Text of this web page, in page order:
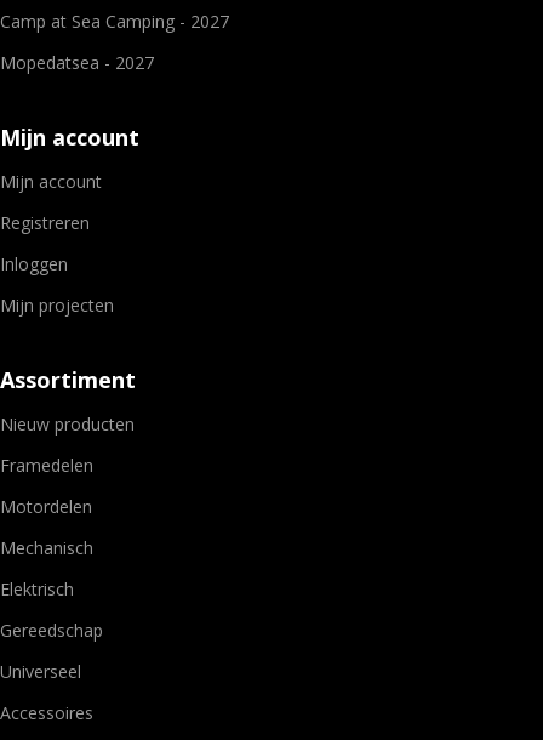
Camp at Sea Camping - 2027
Mopedatsea - 2027
Mijn account
Mijn account
Registreren
Inloggen
Mijn projecten
Assortiment
Nieuw producten
Framedelen
Motordelen
Mechanisch
Elektrisch
Gereedschap
Universeel
Accessoires